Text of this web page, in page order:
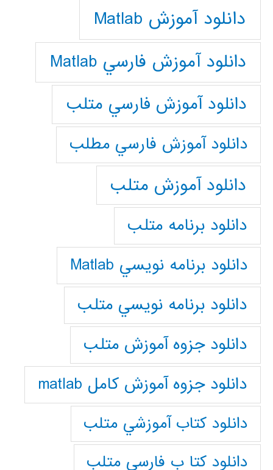
دانلود آموزش Matlab
دانلود آموزش فارسي Matlab
دانلود آموزش فارسي متلب
دانلود آموزش فارسي مطلب
دانلود آموزش متلب
دانلود برنامه متلب
دانلود برنامه نويسي Matlab
دانلود برنامه نويسي متلب
دانلود جزوه آموزش متلب
دانلود جزوه آموزش کامل matlab
دانلود كتاب آموزشي متلب
دانلود كتا ب فارسي متلب